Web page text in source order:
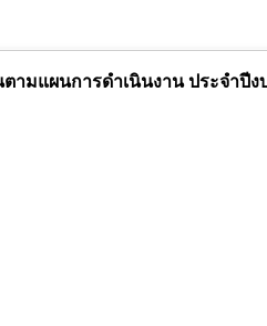
ามแผนการดำเนินงาน ประจำปี